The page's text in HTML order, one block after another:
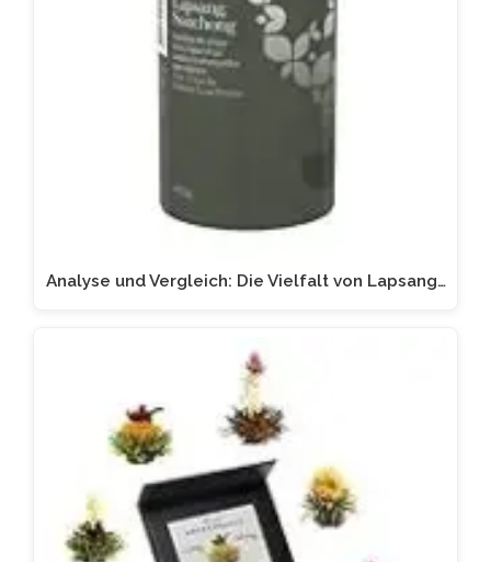
Analyse und Vergleich: Die Vielfalt von Lapsang…